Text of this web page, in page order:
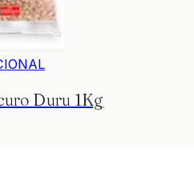
Duru 1Kg